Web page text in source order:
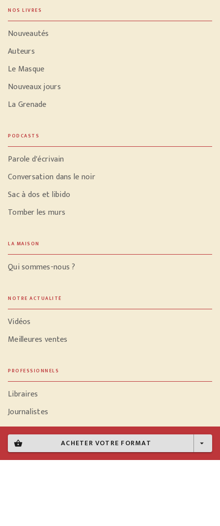
shopping_basket ACHETER VOTRE FORMAT arrow_drop_down
NOS LIVRES
Nouveautés
Auteurs
Le Masque
Nouveaux jours
La Grenade
PODCASTS
Parole d'écrivain
Conversation dans le noir
Sac à dos et libido
Tomber les murs
LA MAISON
Qui sommes-nous ?
NOTRE ACTUALITÉ
Vidéos
Meilleures ventes
PROFESSIONNELS
Libraires
Journalistes
Données personnelles